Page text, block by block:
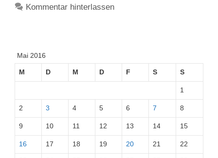
Kommentar hinterlassen
Mai 2016
M D M D F S S
1
2 3 4 5 6 7 8
9 10 11 12 13 14 15
16 17 18 19 20 21 22